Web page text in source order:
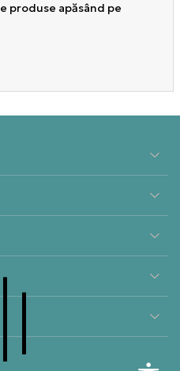
produse apăsând pe